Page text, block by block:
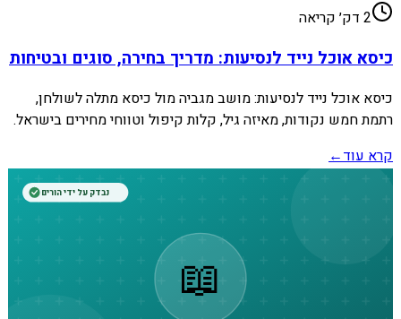
2 דק׳ קריאה
כיסא אוכל נייד לנסיעות: מדריך בחירה, סוגים ובטיחות
כיסא אוכל נייד לנסיעות: מושב מגביה מול כיסא מתלה לשולחן,
רתמת חמש נקודות, מאיזה גיל, קלות קיפול וטווחי מחירים בישראל.
קרא עוד←
📖
נבדק על ידי הורים